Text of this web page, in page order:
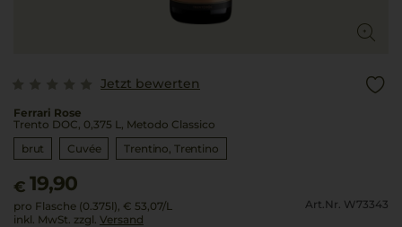
Jetzt bewerten
Ferrari Rose
Trento DOC, 0,375 L, Metodo Classico
brut
Cuvée Trentino Trentino
€ 19,90
pro Flasche (0.375l), € 53,07/L
inkl. MwSt. zzgl. Versand
Art.Nr. W73343